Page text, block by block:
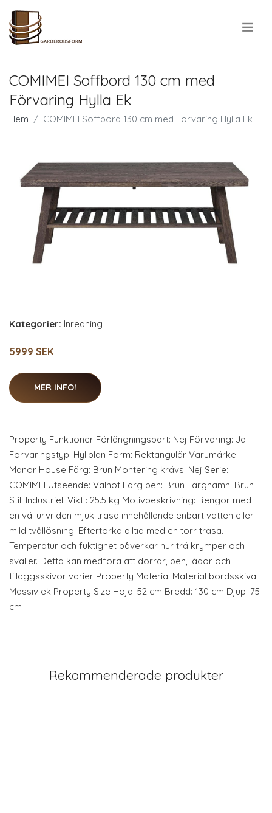
COMIMEI Soffbord 130 cm med
Förvaring Hylla Ek
Hem COMIMEI Soffbord 130 cm med Förvaring Hylla Ek
Kategorier: Inredning
5999 SEK
MER INFO!
Property Funktioner Förlängningsbart: Nej Förvaring: Ja
Förvaringstyp: Hyllplan Form: Rektangulär Varumärke:
Manor House Färg: Brun Montering krävs: Nej Serie:
COMIMEI Utseende: Valnöt Färg ben: Brun Färgnamn: Brun
Stil: Industriell Vikt : 25.5 kg Motivbeskrivning: Rengör med
en väl urvriden mjuk trasa innehållande enbart vatten eller
mild tvållösning. Eftertorka alltid med en torr trasa.
Temperatur och fuktighet påverkar hur trä krymper och
sväller. Detta kan medföra att dörrar, ben, lådor och
tilläggsskivor varier Property Material Material bordsskiva:
Massiv ek Property Size Höjd: 52 cm Bredd: 130 cm Djup: 75
cm
Rekommenderade produkter